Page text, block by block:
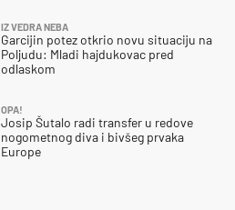
IZ VEDRA NEBA
Garcijin potez otkrio novu situaciju na
Poljudu: Mladi hajdukovac pred
odlaskom
OPA!
Josip Šutalo radi transfer u redove
nogometnog diva i bivšeg prvaka
Europe